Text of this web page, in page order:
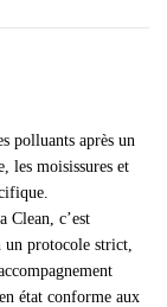
polluants après un
les moisissures et
Clean, c’est
un protocole strict,
état conforme aux